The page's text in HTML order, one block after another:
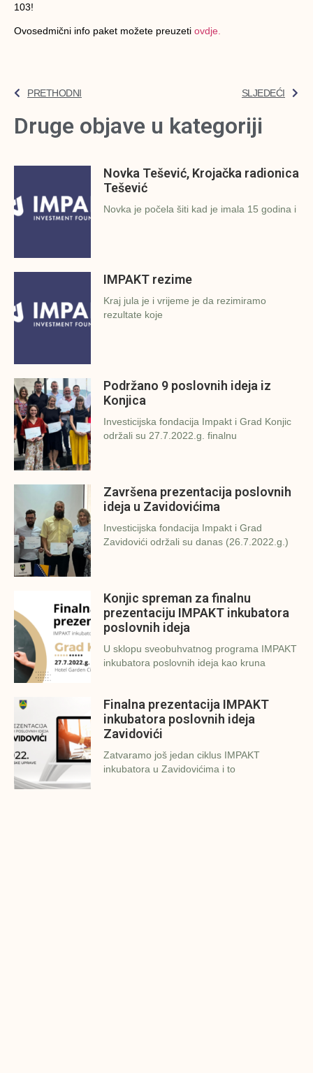
103!
Ovosedmični info paket možete preuzeti ovdje.
PRETHODNI SLJEDEĆI
Druge objave u kategoriji
Novka Tešević, Krojačka radionica
Tešević
Novka je počela šiti kad je imala 15 godina i
IMPAKT rezime
Kraj jula je i vrijeme je da rezimiramo
rezultate koje
Podržano 9 poslovnih ideja iz
Konjica
Investicijska fondacija Impakt i Grad Konjic
održali su 27.7.2022.g. finalnu
Završena prezentacija poslovnih
ideja u Zavidovićima
Investicijska fondacija Impakt i Grad
Zavidovići održali su danas (26.7.2022.g.)
Konjic spreman za finalnu
prezentaciju IMPAKT inkubatora
poslovnih ideja
U sklopu sveobuhvatnog programa IMPAKT
inkubatora poslovnih ideja kao kruna
Finalna prezentacija IMPAKT
inkubatora poslovnih ideja
Zavidovići
Zatvaramo još jedan ciklus IMPAKT
inkubatora u Zavidovićima i to